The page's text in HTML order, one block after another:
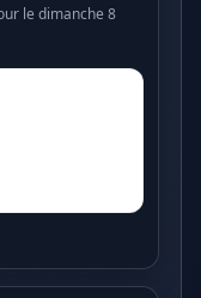
le dimanche 8